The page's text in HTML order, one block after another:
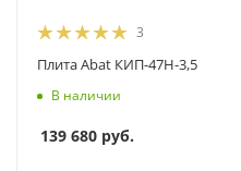
3
Плита Abat КИП-47Н-3,5
В наличии
139 680 руб.